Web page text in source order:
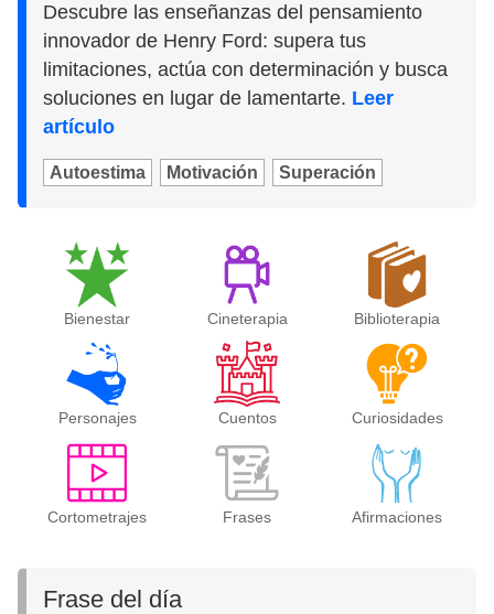
Descubre las enseñanzas del pensamiento
innovador de Henry Ford: supera tus
limitaciones, actúa con determinación y busca
soluciones en lugar de lamentarte. Leer
artículo
Autoestima Motivación Superación
Bienestar Cineterapia Biblioterapia
Personajes Cuentos Curiosidades
Cortometrajes Frases Afirmaciones
Frase del día